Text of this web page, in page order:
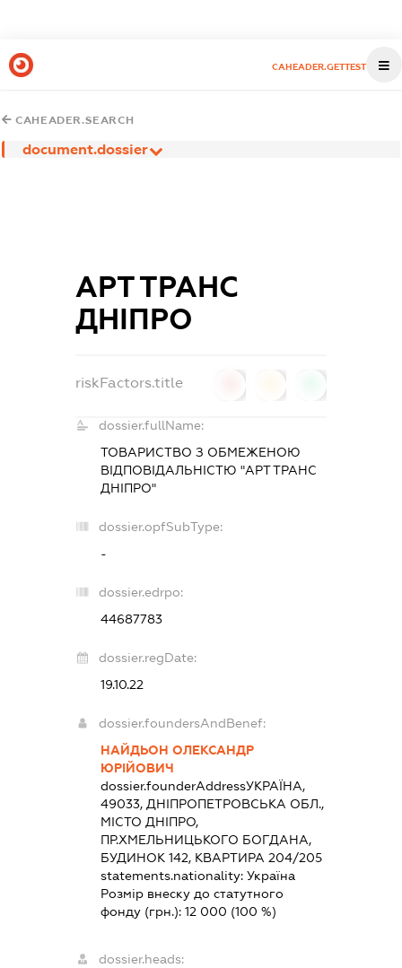
CAHEADER.GETTEST
CAHEADER.SEARCH
document.dossier
АРТ ТРАНС
ДНІПРО
riskFactors.title
dossier.fullName:
ТОВАРИСТВО З ОБМЕЖЕНОЮ
ВІДПОВІДАЛЬНІСТЮ "АРТ ТРАНС
ДНІПРО"
dossier.opfSubType:
-
dossier.edrpo:
44687783
dossier.regDate:
19.10.22
dossier.foundersAndBenef:
НАЙДЬОН ОЛЕКСАНДР
ЮРІЙОВИЧ
dossier.founderAddressУКРАЇНА,
49033, ДНІПРОПЕТРОВСЬКА ОБЛ.,
МІСТО ДНІПРО,
ПР.ХМЕЛЬНИЦЬКОГО БОГДАНА,
БУДИНОК 142, КВАРТИРА 204/205
statements.nationality:Україна
Розмір внеску до статутного
фонду (грн.):12 000 (100 %)
dossier.heads: